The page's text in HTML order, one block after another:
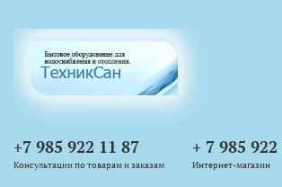
+7 985 922 11 87
Консультации по товарам и заказам
+ 7 985
Интернет-магазин